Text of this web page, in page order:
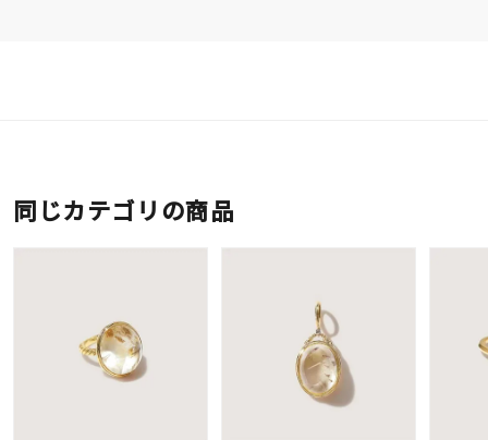
同じカテゴリの商品